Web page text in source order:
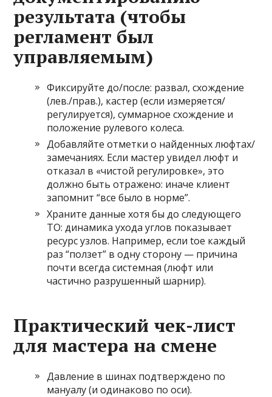
результата (чтобы
регламент был
управляемым)
Фиксируйте до/после: развал, схождение
(лев./прав.), кастер (если измеряется/
регулируется), суммарное схождение и
положение рулевого колеса.
Добавляйте отметки о найденных люфтах/
замечаниях. Если мастер увидел люфт и
отказал в «чистой регулировке», это
должно быть отражено: иначе клиент
запомнит “все было в норме”.
Храните данные хотя бы до следующего
ТО: динамика ухода углов показывает
ресурс узлов. Например, если toe каждый
раз “ползет” в одну сторону — причина
почти всегда системная (люфт или
частично разрушенный шарнир).
Практический чек-лист
для мастера на смене
Давление в шинах подтверждено по
мануалу (и одинаково по оси).